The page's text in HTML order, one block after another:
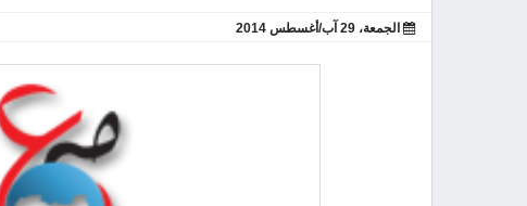
الجمعة، 29 آب/أغسطس 2014